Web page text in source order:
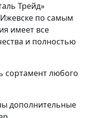
Трейд»
Ижевске по самым
имеет все
и полностью
сортамент любого
дополнительные